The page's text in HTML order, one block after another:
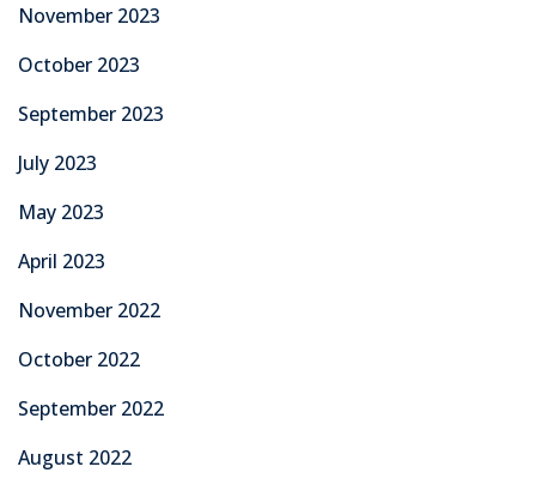
November 2023
October 2023
September 2023
July 2023
May 2023
April 2023
November 2022
October 2022
September 2022
August 2022